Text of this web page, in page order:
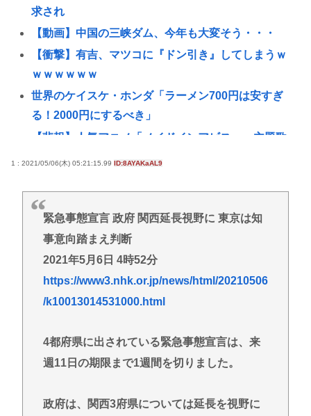
求され
【動画】中国の三峡ダム、今年も大変そう・・・
【衝撃】有吉、マツコに『ドン引き』してしまうｗ
ｗｗｗｗｗｗ
世界のケイスケ・ホンダ「ラーメン700円は安すぎ
る！2000円にするべき」
【悲報】人気アニメ「メイドインアビス」、主題歌
で、社内規定に抵触か
わいせつな行為疑いで逮捕 エジプト国籍の男性を
不起訴処分 鳥取地検 [8/8]
【悲報】人気アニメ「メイドインアビス」の主題歌
にVTuberさんが起用されてまたまたまた炎上、もう
何回目だよ…
老けすぎている48歳だろと誹謗中傷
面接官「一番結婚したいVTuberは誰ですか？」👈ど
軍事アナリスト「ウクライナに残されている時間は
1 : 2021/05/06(木) 05:21:15.99 ID:8AYAKaAL9
緊急事態宣言 政府 関西延長視野に 東京は知
事意向踏まえ判断
2021年5月6日 4時52分
https://www3.nhk.or.jp/news/html/20210506
/k10013014531000.html
4都府県に出されている緊急事態宣言は、来
週11日の期限まで1週間を切りました。
政府は、関西3府県については延長を視野に